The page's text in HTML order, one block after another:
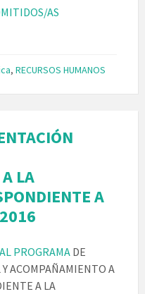
AS
, RECURSOS HUMANOS
LA
A
PROGRAMA DE
ACOMPAÑAMIENTO A
A LA